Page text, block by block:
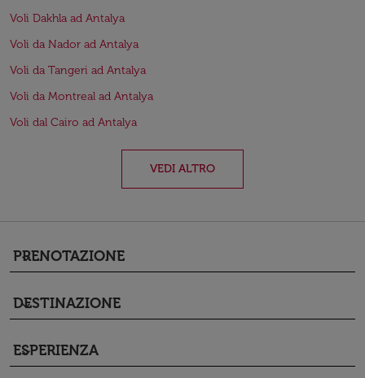
Voli Dakhla ad Antalya
Voli da Nador ad Antalya
Voli da Tangeri ad Antalya
Voli da Montreal ad Antalya
Voli dal Cairo ad Antalya
VEDI ALTRO
PRENOTAZIONE
keyboard_arrow_down
DESTINAZIONE
keyboard_arrow_down
ESPERIENZA
keyboard_arrow_down